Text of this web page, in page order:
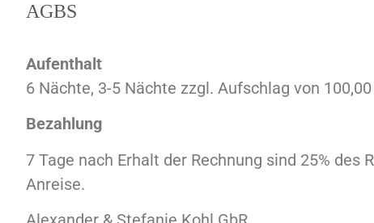
AGBS
Aufenthalt
6 Nächte, 3-5 Nächte zzgl. Aufschlag von 100,00
Bezahlung
7 Tage nach Erhalt der Rechnung sind 25%
Anreise.